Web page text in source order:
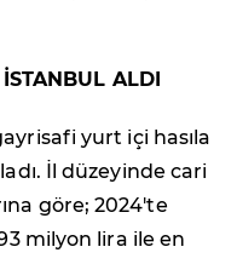
ALDI
yurt içi hasıla
İl düzeyinde cari
göre; 2024'te
milyon lira ile en